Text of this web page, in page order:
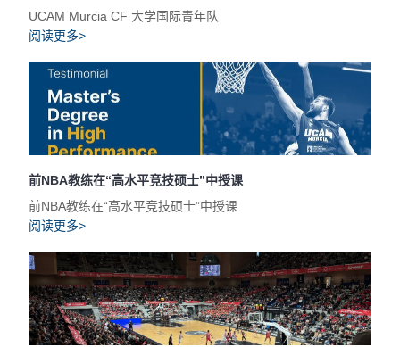
UCAM Murcia CF 大学国际青年队
阅读更多>
前NBA教练在“高水平竞技硕士”中授课
前NBA教练在“高水平竞技硕士”中授课
阅读更多>